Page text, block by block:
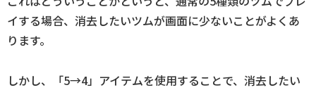
イする場合、消去したいツムが画面に少ないことがよくあ
ります。
しかし、「5→4」アイテムを使用することで、消去したい